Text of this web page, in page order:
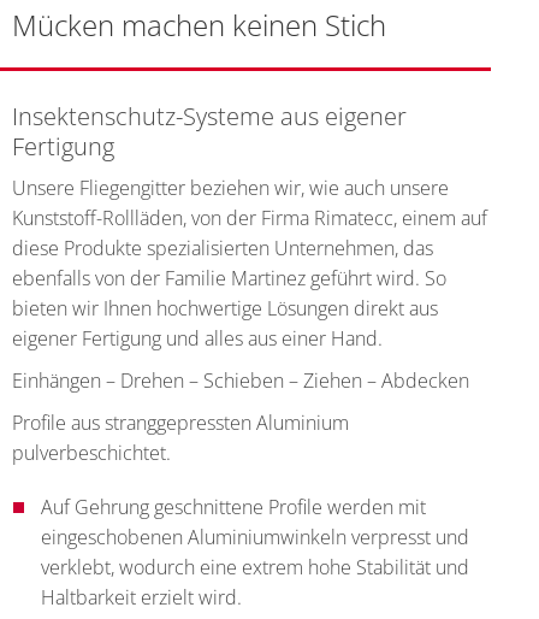
Mücken machen keinen Stich
Insektenschutz-Systeme aus eigener
Fertigung
Unsere Fliegengitter beziehen wir, wie auch unsere
Kunststoff-Rollläden, von der Firma Rimatecc, einem auf
diese Produkte spezialisierten Unternehmen, das
ebenfalls von der Familie Martinez geführt wird. So
bieten wir Ihnen hochwertige Lösungen direkt aus
eigener Fertigung und alles aus einer Hand.
Einhängen – Drehen – Schieben – Ziehen – Abdecken
Profile aus stranggepressten Aluminium
pulverbeschichtet.
Auf Gehrung geschnittene Profile werden mit
eingeschobenen Aluminiumwinkeln verpresst und
verklebt, wodurch eine extrem hohe Stabilität und
Haltbarkeit erzielt wird.